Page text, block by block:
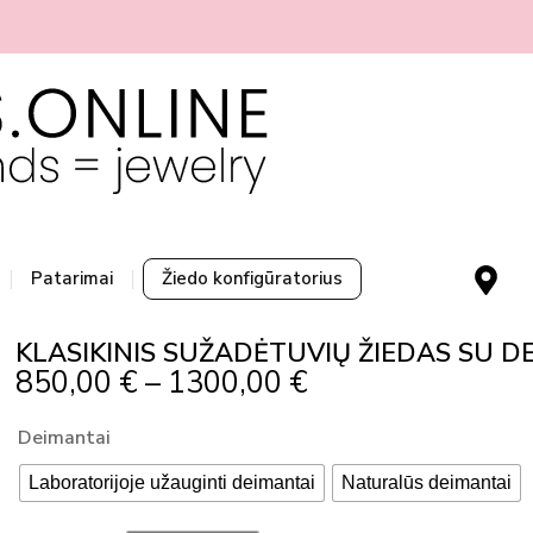
Patarimai Žiedo konfigūratorius
M
a
-
k
e
KLASIKINIS SUŽADĖTUVIŲ ŽIEDAS SU
850,00 € – 1300,00 €
Through
1300,00 €
Deimantai
Laboratorijoje užauginti deimantai Naturalūs deimantai
produkto
KLASIKINIS